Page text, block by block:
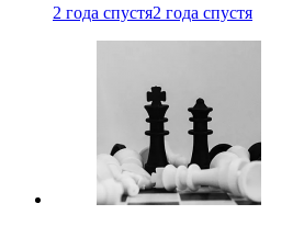
2 года спустя2 года спустя